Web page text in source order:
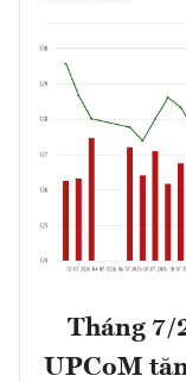
Tháng 7/
UPCoM